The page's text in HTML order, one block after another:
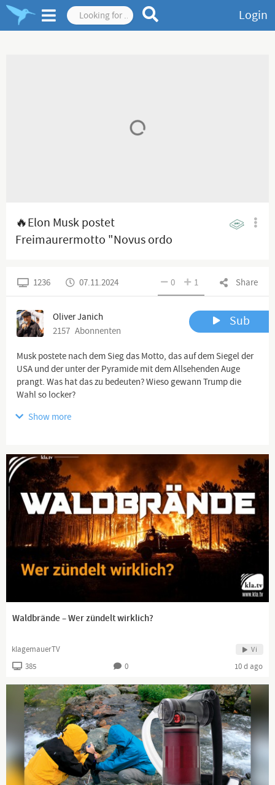
Login
🔥Elon Musk postet
Freimaurermotto "Novus ordo
Share
0 1
1236 07.11.2024
Oliver Janich
2157 Abonnenten
Sub
Musk postete nach dem Sieg das Motto, das auf dem Siegel der
USA und der unter der Pyramide mit dem Allsehenden Auge
prangt. Was hat das zu bedeuten? Wieso gewann Trump die
Wahl so locker?
Show more
Waldbrände – Wer zündelt wirklich?
klagemauerTV Vi
385 0 10 d ago